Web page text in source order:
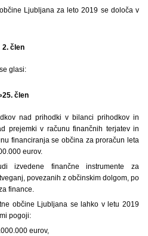
Ljubljana za leto 2019 se določa v
2. člen
glasi:
člen
nad prihodki v bilanci prihodkov in
prejemki v računu finančnih terjatev in
financiranja se občina za proračun leta
eurov.
izvedene finančne instrumente za
povezanih z občinskim dolgom, po
finance.
občine Ljubljana se lahko v letu 2019
pogoji:
eurov,